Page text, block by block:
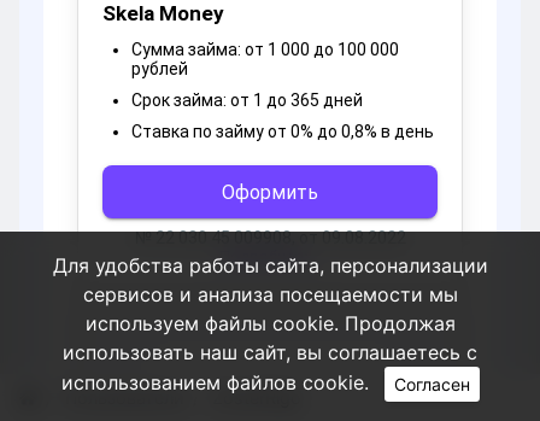
Пользователи ZosterRigo
Для удобства работы сайта, персонализации
сервисов и анализа посещаемости мы
используем файлы cookie. Продолжая
использовать наш сайт, вы соглашаетесь с
использованием файлов cookie.
Согласен